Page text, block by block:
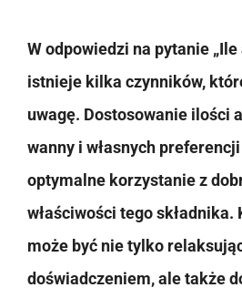
W odpowiedzi na pytanie
istnieje kilka czynników,
uwagę. Dostosowanie ilości
wanny i własnych
optymalne korzystanie z
właściwości tego składnika.
może być nie tylko
doświadczeniem, ale także